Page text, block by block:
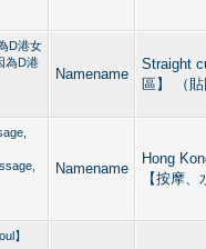
D港女
為D港
Namename
Straight
區】 （
Namename
Hong
【按摩
】